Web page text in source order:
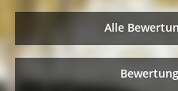
Alle